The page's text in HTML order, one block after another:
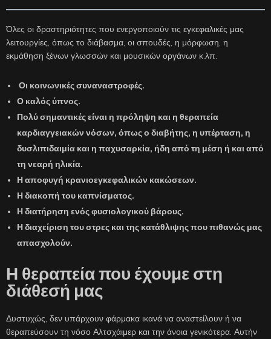
Όλες οι δραστηριότητες που ενεργοποιούν τις εγκεφαλικές μας
λειτουργίες, όπως το διάβασμα, οι σπουδές, η μόρφωση, η
εκμάθηση ξένων γλωσσών και μουσικών οργάνων κ.λπ.
Οι κοινωνικές συναναστροφές.
Ο καλός ύπνος.
Πολύ σημαντικές είναι η πρόληψη και η θεραπεία
καρδιαγγειακών νόσων, όπως ο διαβήτης, η υπέρταση, η
δυσλιπιδαιμία και η παχυσαρκία, ήδη από τη μέση ή και από
τη νεαρή ηλικία.
Η αποφυγή κρανιοεγκεφαλικών κακώσεων.
Η διακοπή του καπνίσματος.
Η διατήρηση ενός φυσιολογικού βάρους.
Η διαχείριση του στρες και της κατάθλιψης που πιθανώς μας
απασχολούν.
Η θεραπεία που έχουμε στη
διάθεσή μας
Δυστυχώς, δεν υπάρχουν φάρμακα ικανά να αναστείλουν ή να
θεραπεύσουν τη νόσο Αλτσχάιμερ και την άνοια γενικότερα. Αυτήν